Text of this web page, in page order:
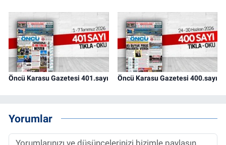
Öncü Karasu Gazetesi 401.sayı Öncü Karasu Gazetesi 400.sayı
Yorumlar